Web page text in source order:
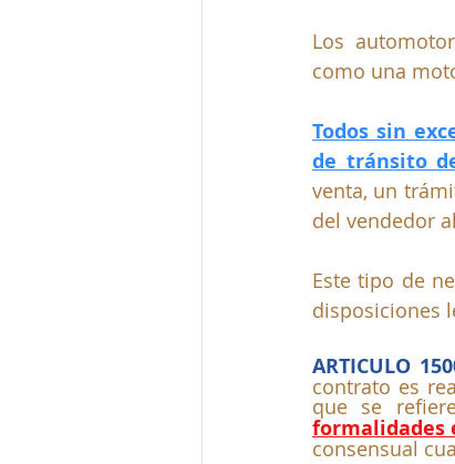
Los
como una
Todos sin
de tránsito
venta, un
del vendedor
Este tipo de
disposiciones
ARTICULO
contrato es
que se
formalidades
consensual